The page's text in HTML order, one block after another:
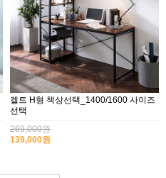
켈트 H형 책상선택_1400/1600 사이즈
선택
269,000원
139,000원